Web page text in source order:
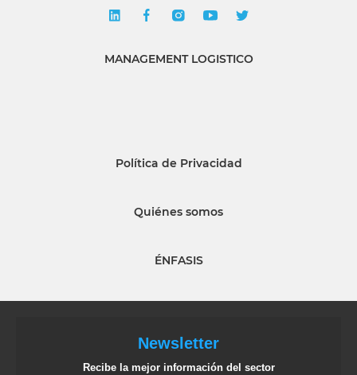
MANAGEMENT LOGISTICO
Política de Privacidad
Quiénes somos
ÉNFASIS
Newsletter
Recibe la mejor información del sector